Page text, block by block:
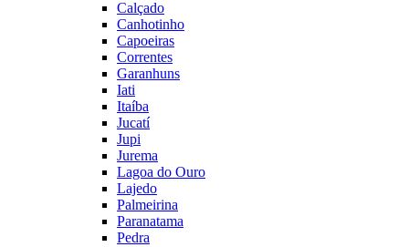
Calçado
Canhotinho
Capoeiras
Correntes
Garanhuns
Iati
Itaíba
Jucatí
Jupi
Jurema
Lagoa do Ouro
Lajedo
Palmeirina
Paranatama
Pedra